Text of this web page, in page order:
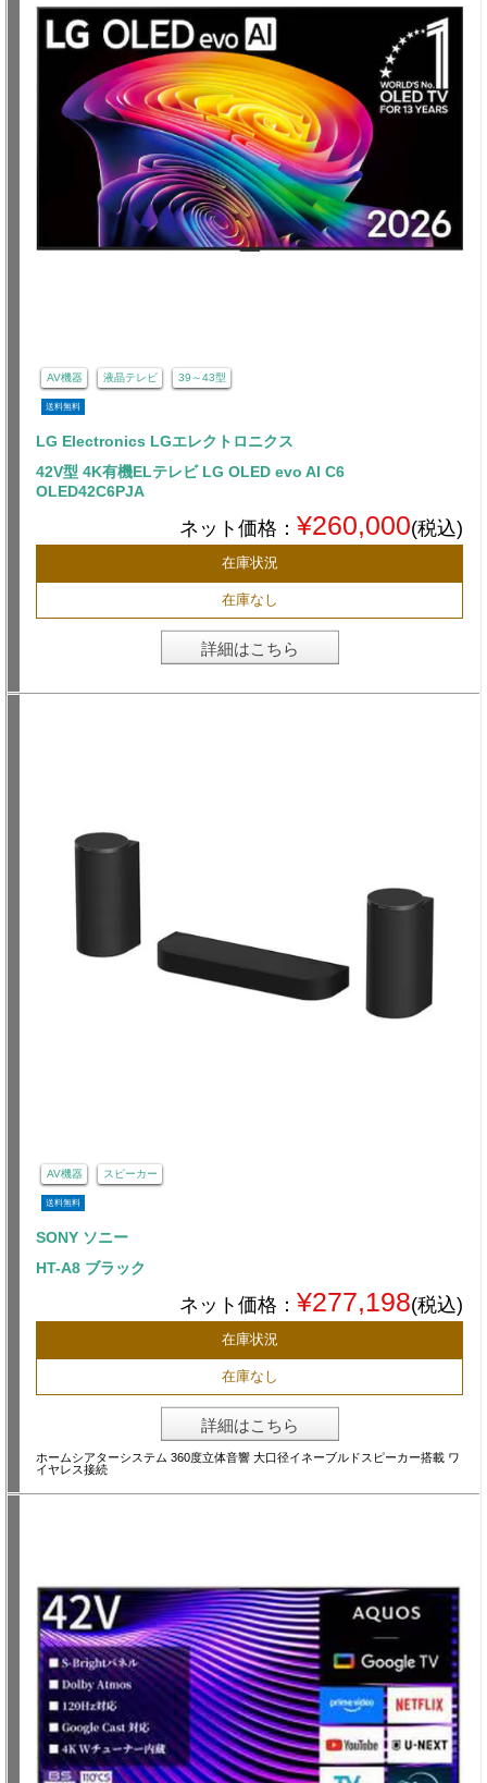
AV機器 液晶テレビ 39～43型
送料無料
LG Electronics LGエレクトロニクス
42V型 4K有機ELテレビ LG OLED evo AI C6
OLED42C6PJA
ネット価格： ¥260,000(税込)
在庫状況
在庫なし
詳細はこちら
AV機器 スピーカー
送料無料
SONY ソニー
HT-A8 ブラック
ネット価格： ¥277,198(税込)
在庫状況
在庫なし
詳細はこちら
ホームシアターシステム 360度立体音響 大口径イネーブルドスピーカー搭載 ワ
イヤレス接続